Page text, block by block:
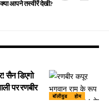
आपने तस्वीरें देखी?
बॉलीवुड होम
सैन डिएगो
पर रणबीर